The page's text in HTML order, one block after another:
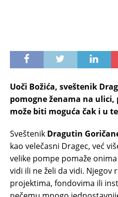
Uoči Božića, sveštenik
pomogne ženama na
može biti moguća čak i u
Sveštenik Dragutin
kao velečasni Dragec, već
velike pompe pomaže
vidi ili ne želi da vidi. Njegov
projektima, fondovima ili